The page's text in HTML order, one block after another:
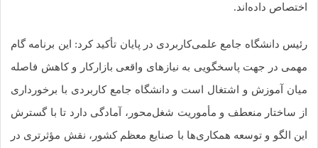
داده‌اند.
دانشگاه جامع علمی‌کاربردی در پایان تأکید کرد: این برنامه گام
در جهت پاسخگویی به نیازهای واقعی بازارکار و کاهش فاصله
آموزش و اشتغال است و دانشگاه جامع کاربردی با برخورداری
ساختار منعطف و مأموریت شغل‌محور، آمادگی دارد تا با گسترش
الگو و توسعه همکاری‌ها با صنایع معظم کشور، نقش مؤثرتری در